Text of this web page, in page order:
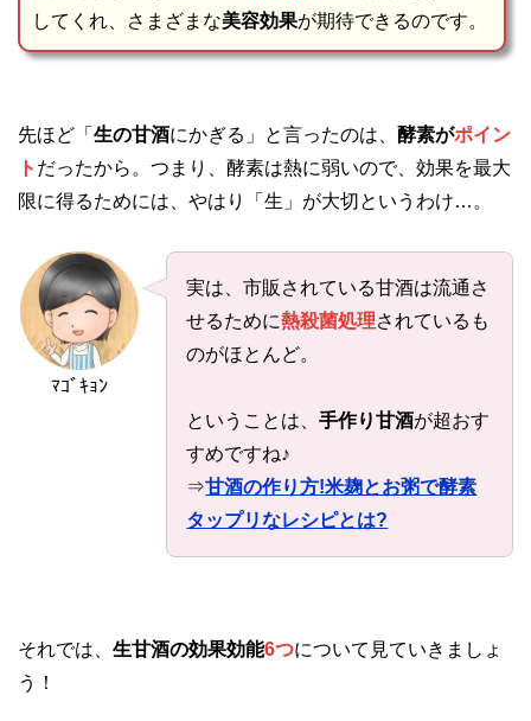
してくれ、さまざまな美容効果が期待できるのです。
先ほど「 生の甘酒にかぎる」と言ったのは、 酵素がポイン
ト だったから。つまり、酵素は熱に弱いので、効果を最大
限に得るためには、やはり「生」が大切というわけ…。
ﾏｺﾞｷｮﾝ
実は、市販されている甘酒は流通さ
せるために熱殺菌処理されているも
のがほとんど。
ということは、手作り甘酒が超おす
すめですね♪
⇒甘酒の作り方!米麹とお粥で酵素
タップリなレシピとは?
それでは、 生甘酒の効果効能6つについて見ていきましょ
う！